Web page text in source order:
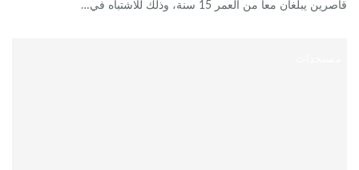
قاصرين يبلغان معا من العمر 15 سنة، وذلك للاشتباه في…